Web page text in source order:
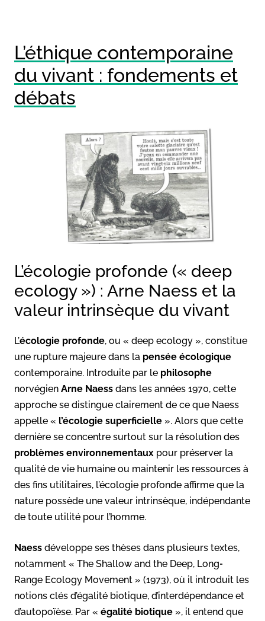
L’éthique contemporaine
du vivant : fondements et
débats
L’écologie profonde (« deep
ecology ») : Arne Naess et la
valeur intrinsèque du vivant
L’écologie profonde, ou « deep ecology », constitue
une rupture majeure dans la pensée écologique
contemporaine. Introduite par le philosophe
norvégien Arne Naess dans les années 1970, cette
approche se distingue clairement de ce que Naess
appelle « l’écologie superficielle ». Alors que cette
dernière se concentre surtout sur la résolution des
problèmes environnementaux pour préserver la
qualité de vie humaine ou maintenir les ressources à
des fins utilitaires, l’écologie profonde affirme que la
nature possède une valeur intrinsèque, indépendante
de toute utilité pour l’homme.
Naess développe ses thèses dans plusieurs textes,
notamment « The Shallow and the Deep, Long‐
Range Ecology Movement » (1973), où il introduit les
notions clés d’égalité biotique, d’interdépendance et
d’autopoïèse. Par « égalité biotique », il entend que